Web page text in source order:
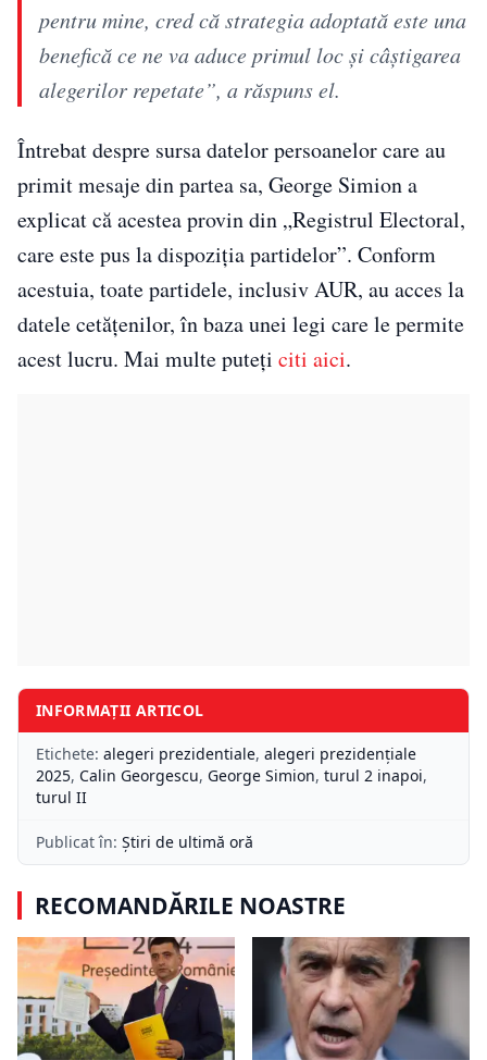
pentru mine, cred că strategia adoptată este una
benefică ce ne va aduce primul loc și câștigarea
alegerilor repetate”, a răspuns el.
Întrebat despre sursa datelor persoanelor care au
primit mesaje din partea sa, George Simion a
explicat că acestea provin din „Registrul Electoral,
care este pus la dispoziția partidelor”. Conform
acestuia, toate partidele, inclusiv AUR, au acces la
datele cetățenilor, în baza unei legi care le permite
acest lucru. Mai multe puteți citi aici.
INFORMAȚII ARTICOL
Etichete: alegeri prezidentiale, alegeri prezidențiale
2025, Calin Georgescu, George Simion, turul 2 inapoi,
turul II
Publicat în: Știri de ultimă oră
RECOMANDĂRILE NOASTRE